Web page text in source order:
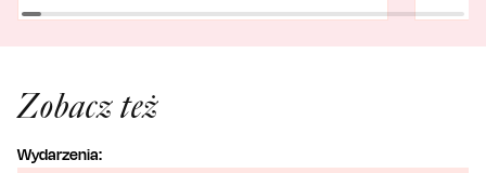
Zobacz też
Wydarzenia: